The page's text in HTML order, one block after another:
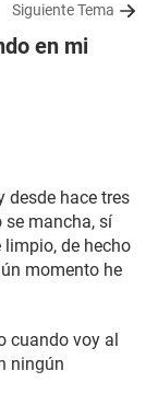
Siguiente Tema
en mi
desde hace tres
mancha, sí
de hecho
momento he
cuando voy al
ningún